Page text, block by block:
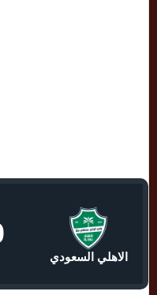
الاهلي السعودي